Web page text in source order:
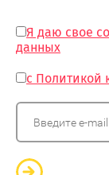
Я даю свое
данных
с Политикой